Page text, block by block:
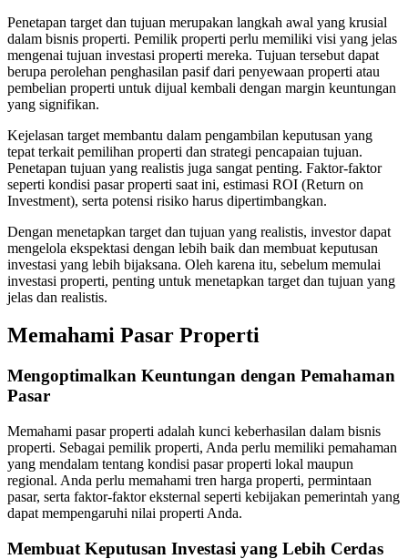
Penetapan target dan tujuan merupakan langkah awal yang krusial
dalam bisnis properti. Pemilik properti perlu memiliki visi yang jelas
mengenai tujuan investasi properti mereka. Tujuan tersebut dapat
berupa perolehan penghasilan pasif dari penyewaan properti atau
pembelian properti untuk dijual kembali dengan margin keuntungan
yang signifikan.
Kejelasan target membantu dalam pengambilan keputusan yang
tepat terkait pemilihan properti dan strategi pencapaian tujuan.
Penetapan tujuan yang realistis juga sangat penting. Faktor-faktor
seperti kondisi pasar properti saat ini, estimasi ROI (Return on
Investment), serta potensi risiko harus dipertimbangkan.
Dengan menetapkan target dan tujuan yang realistis, investor dapat
mengelola ekspektasi dengan lebih baik dan membuat keputusan
investasi yang lebih bijaksana. Oleh karena itu, sebelum memulai
investasi properti, penting untuk menetapkan target dan tujuan yang
jelas dan realistis.
Memahami Pasar Properti
Mengoptimalkan Keuntungan dengan Pemahaman
Pasar
Memahami pasar properti adalah kunci keberhasilan dalam bisnis
properti. Sebagai pemilik properti, Anda perlu memiliki pemahaman
yang mendalam tentang kondisi pasar properti lokal maupun
regional. Anda perlu memahami tren harga properti, permintaan
pasar, serta faktor-faktor eksternal seperti kebijakan pemerintah yang
dapat mempengaruhi nilai properti Anda.
Membuat Keputusan Investasi yang Lebih Cerdas